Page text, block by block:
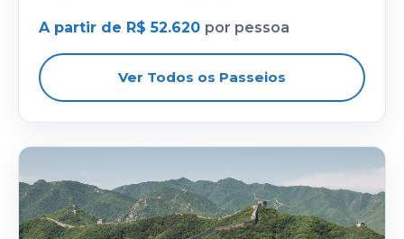
A partir de R$ 52.620 por pessoa
Ver Todos os Passeios